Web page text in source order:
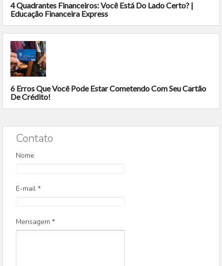
4 Quadrantes Financeiros: Você Está Do Lado Certo? |
Educação Financeira Express
6 Erros Que Você Pode Estar Cometendo Com Seu Cartão
De Crédito!
Contato
Nome
E-mail *
Mensagem *